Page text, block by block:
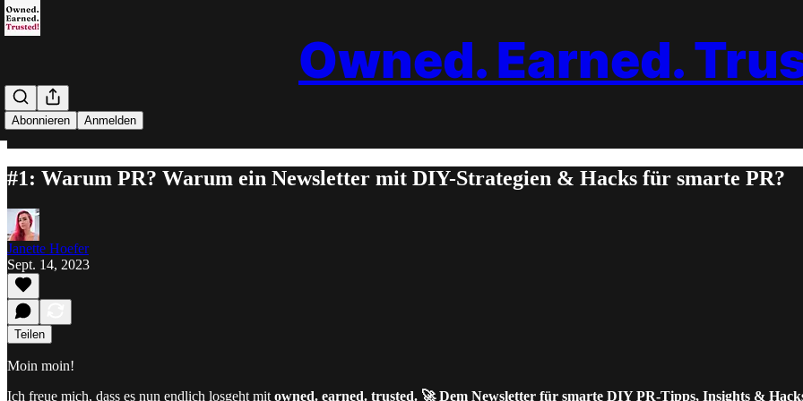
Owned. Earned.
Abonnieren Anmelden
#1: Warum PR? Warum ein Newsletter mit DIY-Strategien & Hacks für smarte PR?
Janette Hoefer
Sept. 14, 2023
Teilen
Moin moin!
Ich freue mich, dass es nun endlich losgeht mit owned. earned. trusted. 🚀 Dem Newsletter für smarte DIY PR-Tipps, Insights &